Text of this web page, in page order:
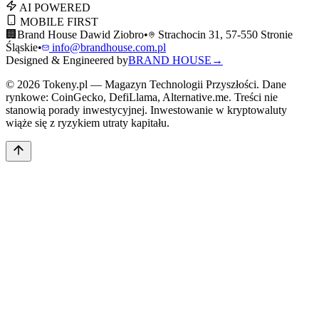
AI POWERED
MOBILE FIRST
🏢 Brand House Dawid Ziobro•
Strachocin 31, 57-550 Stronie
Śląskie•
info@brandhouse.com.pl
Designed & Engineered byBRAND HOUSE →
© 2026 Tokeny.pl — Magazyn Technologii Przyszłości. Dane
rynkowe: CoinGecko, DefiLlama, Alternative.me. Treści nie
stanowią porady inwestycyjnej. Inwestowanie w kryptowaluty
wiąże się z ryzykiem utraty kapitału.